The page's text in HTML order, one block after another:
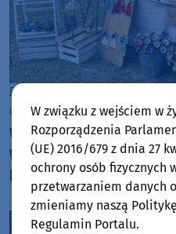
Powiat Kościerski
czwartek, 16 lipca 2026, 07:45
W ten weekend kolejna,
Wdzydzkiego. "To
kiermasz rękodzieła i
W związku z wejściem w
Rozporządzenia
(UE) 2016/679 z dnia 27
ochrony osób fizycznych
przetwarzaniem danych
zmieniamy naszą
Regulamin Portalu.